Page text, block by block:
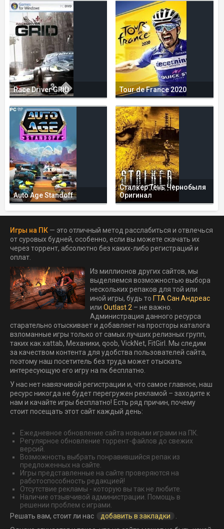
Race Driver GRID Tour de France 2020
Auto Age Standoff
Сталкер Тень Чернобыля
Оригинал
Игры на ПК — это отличный метод расслабиться и отвлечься
от суровых будней, особенно, если вы можете скачать их
через торрент, абсолютно без каких-либо регистраций и
оплат.
Из миллионов других сайтов, мы
выделяемся возможностью выбора
нескольких репаков для той или
иной игры, будь то ГТА Сан Андреас
или Outlast 2 – не важно.
Администрация данного ресурса
старательно отыскивает и добавляет на просторы каталога
взломанные игры только от самых лучших релизных групп,
таких как xattab, Механики, qoob, VickNet, FitGirl. Мы следим
за качеством контента для удобства пользователей сайта,
поэтому наш посетитель без труда может отыскать
интересующую его игру на пк бесплатно.
У нас нет навязчивой регистрации и, что самое главное, наш
ресурс никогда не будет перегружен рекламой – заходите к
нам и качайте игры бесплатно! Есть ряд причин, почему
стоит посещать этот сайт каждый день:
Ежедневное обновление сайта новыми играми на ПК.
Регулярное обновление торрент-файлов до свежих
версий.
Возможность выбрать понравившийся репак из
предложенных на сайте.
Игры представленные на сайте проверяются на
работоспособность редакцией!
Отсутствие рекламы - которую вы так не любите.
Наличие отзывчивой администрации. Помощь в
решении проблем с играми.
Решать вам, стоит ли нас
добавить в закладки